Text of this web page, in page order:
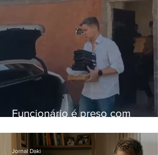
Funcionário é preso com
Hospital do Andaraí
Jornal Daki